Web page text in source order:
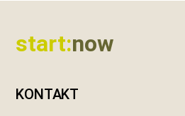
start:now
KONTAKT